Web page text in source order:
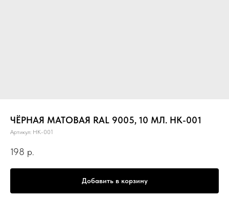
ЧЁРНАЯ МАТОВАЯ RAL 9005, 10 МЛ. НК-001
Артикул: НК-001
198 р.
Добавить в корзину